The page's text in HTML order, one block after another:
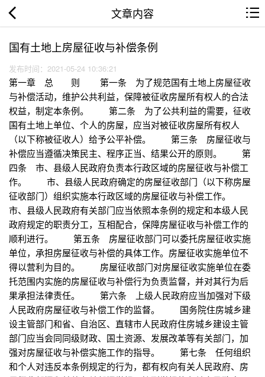
文章内容
国有土地上房屋征收与补偿条例
发布时间：2021-05-24 10:36:21
第一章 总 则 第一条 为了规范国有土地上房屋征收
与补偿活动，维护公共利益，保障被征收房屋所有权人的合法
权益，制定本条例。 第二条 为了公共利益的需要，征收
国有土地上单位、个人的房屋，应当对被征收房屋所有权人
（以下称被征收人）给予公平补偿。 第三条 房屋征收与
补偿应当遵循决策民主、程序正当、结果公开的原则。 第
四条 市、县级人民政府负责本行政区域的房屋征收与补偿工
作。 市、县级人民政府确定的房屋征收部门（以下称房屋
征收部门）组织实施本行政区域的房屋征收与补偿工作。
市、县级人民政府有关部门应当依照本条例的规定和本级人民
政府规定的职责分工，互相配合，保障房屋征收与补偿工作的
顺利进行。 第五条 房屋征收部门可以委托房屋征收实施
单位，承担房屋征收与补偿的具体工作。房屋征收实施单位不
得以营利为目的。 房屋征收部门对房屋征收实施单位在委
托范围内实施的房屋征收与补偿行为负责监督，并对其行为后
果承担法律责任。 第六条 上级人民政府应当加强对下级
人民政府房屋征收与补偿工作的监督。 国务院住房城乡建
设主管部门和省、自治区、直辖市人民政府住房城乡建设主管
部门应当会同同级财政、国土资源、发展改革等有关部门，加
强对房屋征收与补偿实施工作的指导。 第七条 任何组织
和个人对违反本条例规定的行为，都有权向有关人民政府、房